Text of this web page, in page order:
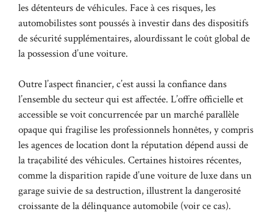
les détenteurs de véhicules. Face à ces risques, les
automobilistes sont poussés à investir dans des dispositifs
de sécurité supplémentaires, alourdissant le coût global de
la possession d’une voiture.
Outre l’aspect financier, c’est aussi la confiance dans
l’ensemble du secteur qui est affectée. L’offre officielle et
accessible se voit concurrencée par un marché parallèle
opaque qui fragilise les professionnels honnêtes, y compris
les agences de location dont la réputation dépend aussi de
la traçabilité des véhicules. Certaines histoires récentes,
comme la disparition rapide d’une voiture de luxe dans un
garage suivie de sa destruction, illustrent la dangerosité
croissante de la délinquance automobile (voir ce cas).